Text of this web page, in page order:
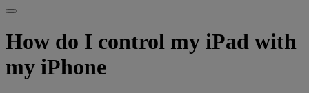
How do I control my iPad with
my iPhone